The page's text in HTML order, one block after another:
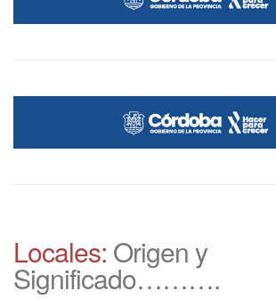
Locales: Origen y
Significado……….